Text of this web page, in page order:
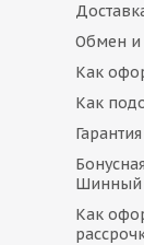
Обмен и
Как
Как
Шинный
Как